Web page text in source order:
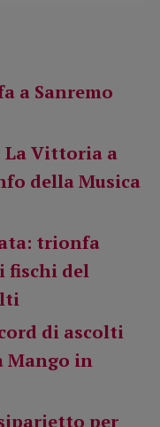
a Sanremo
La Vittoria a
della Musica
trionfa
fischi del
di ascolti
Mango in
per